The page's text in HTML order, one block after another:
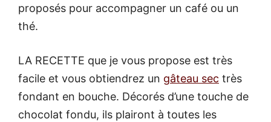
proposés pour accompagner un café ou un
thé.
LA RECETTE que je vous propose est très
facile et vous obtiendrez un gâteau sec très
fondant en bouche. Décorés d’une touche de
chocolat fondu, ils plairont à toutes les